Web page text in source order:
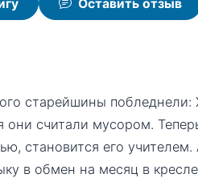
Оставить отзыв
старейшины побледнели:
считали мусором.
становится его учителем.
в обмен на месяц в